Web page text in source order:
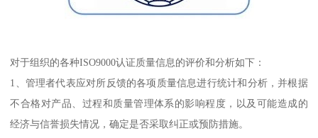
对于组织的各种ISO9000认证质量信息的评价和分析如下：
1、管理者代表应对所反馈的各项质量信息进行统计和分析，并根据
不合格对产品、过程和质量管理体系的影响程度，以及可能造成的
经济与信誉损失情况，确定是否采取纠正或预防措施。